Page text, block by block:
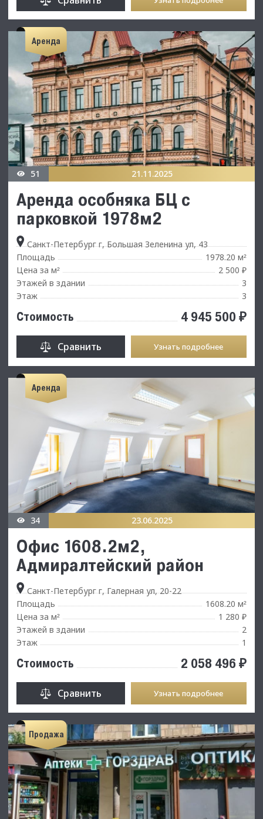
Аренда
51 21.11.2025
Аренда особняка БЦ с
парковкой 1978м2
Санкт-Петербург г, Большая Зеленина ул, 43
Площадь
1978.20 м²
Цена за м²
2 500 ₽
Этажей в здании
3
Этаж
3
Стоимость 4 945 500 ₽
Сравнить Узнать подробнее
Аренда
34 23.06.2025
Офис 1608.2м2,
Адмиралтейский район
Санкт-Петербург г, Галерная ул, 20-22
Площадь
1608.20 м²
Цена за м²
1 280 ₽
Этажей в здании
2
Этаж
1
Стоимость 2 058 496 ₽
Сравнить Узнать подробнее
Продажа